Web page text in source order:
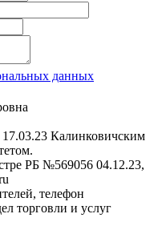
данных
Калинковичским
РБ №569056 04.12.23,
телефон
торговли и услуг